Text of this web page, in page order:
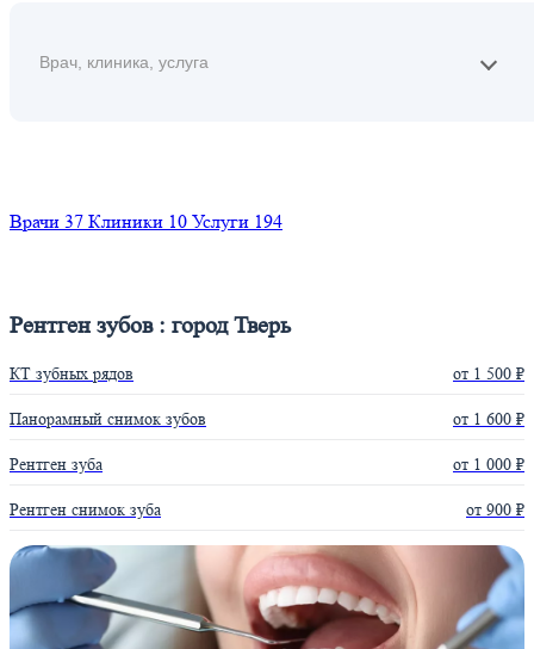
Врачи 37 Клиники 10 Услуги 194
Рентген зубов : город Тверь
КТ зубных рядов от 1 500 ₽
Панорамный снимок зубов от 1 600 ₽
Рентген зуба от 1 000 ₽
Рентген снимок зуба от 900 ₽